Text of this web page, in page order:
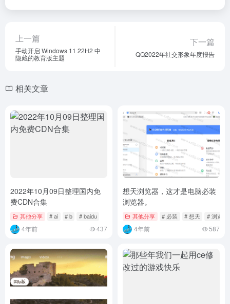
上一篇
手动开启 Windows 11 22H2 中
隐藏的教育版主题
下一篇
QQ2022年社交形象年度报告
相关文章
2022年10月09日整理国内免
费CDN合集
其他分享 # ai # b # baidu
4年前 437
想天浏览器，这才是电脑必装
浏览器。
其他分享 # 必装 # 想天 # 浏览器
4年前 587